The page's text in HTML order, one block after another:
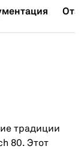
традиции
80. Этот